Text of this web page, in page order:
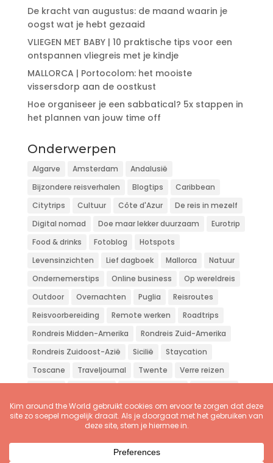
De kracht van augustus: de maand waarin je
oogst wat je hebt gezaaid
VLIEGEN MET BABY | 10 praktische tips voor een
ontspannen vliegreis met je kindje
MALLORCA | Portocolom: het mooiste
vissersdorp aan de oostkust
Hoe organiseer je een sabbatical? 5x stappen in
het plannen van jouw time off
Onderwerpen
Algarve Amsterdam
Andalusië
Bijzondere reisverhalen
Blogtips
Caribbean
Citytrips
Cultuur Côte d'Azur
De reis in mezelf
Digital nomad
Doe maar lekker duurzaam
Eurotrip
Food & drinks
Fotoblog
Hotspots
Levensinzichten
Lief dagboek Mallorca
Natuur
Ondernemerstips
Online business
Op wereldreis
Outdoor
Overnachten Puglia
Reisroutes
Reisvoorbereiding
Remote werken
Roadtrips
Rondreis Midden-Amerika
Rondreis Zuid-Amerika
Rondreis Zuidoost-Azië
Sicilië
Staycation
Toscane
Traveljournal Twente
Verre reizen
Zon zee strand
Zuid-Europa